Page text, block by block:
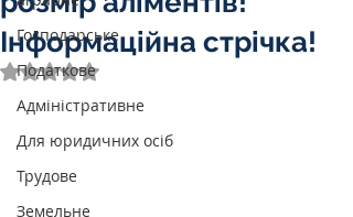
Господарське
Податкове
Адміністративне
Для юридичних осіб
Трудове
Земельне
Інформаційна стрічка!
Оцінка: NaN з 5 зірок.